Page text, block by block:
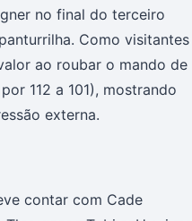
no final do terceiro
Como visitantes
ao roubar o mando de
112 a 101), mostrando
externa.
contar com Cade